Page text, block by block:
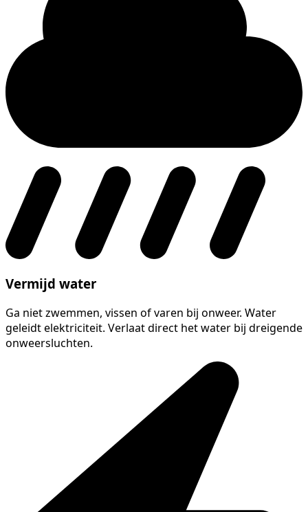
Vermijd water
Ga niet zwemmen, vissen of varen bij onweer. Water
geleidt elektriciteit. Verlaat direct het water bij dreigende
onweersluchten.